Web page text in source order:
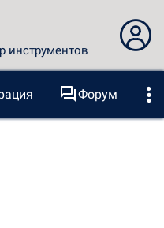
инструментов
вошли в систему...
на сайт
Форум
Инструменты